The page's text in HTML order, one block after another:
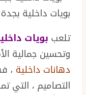
بويات داخلية بجدة
تلعب بويات
وتحسين جمالية
دهانات داخلية ،
التصاميم ، التي